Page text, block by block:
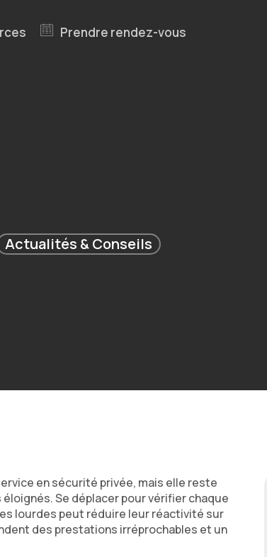
Prendre rendez-vous
Actualités & Conseils
en sécurité privée, mais elle reste
Se déplacer pour vérifier chaque
lourdes peut réduire leur réactivité sur
des prestations irréprochables et un